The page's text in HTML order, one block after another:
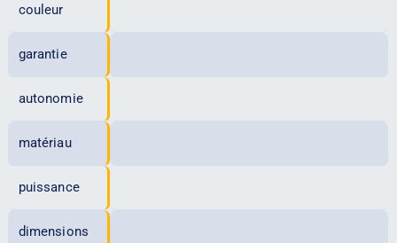
couleur
garantie
autonomie
matériau
puissance
dimensions